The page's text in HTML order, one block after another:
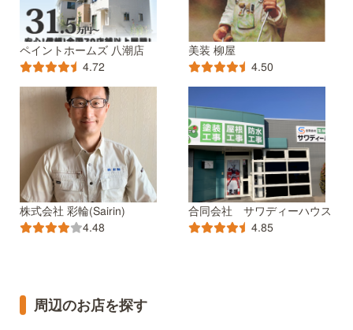
ペイントホームズ 八潮店
4.72
美装 柳屋
4.50
株式会社 彩輪(Sairin)
4.48
合同会社 サワディーハウス
4.85
周辺のお店を探す